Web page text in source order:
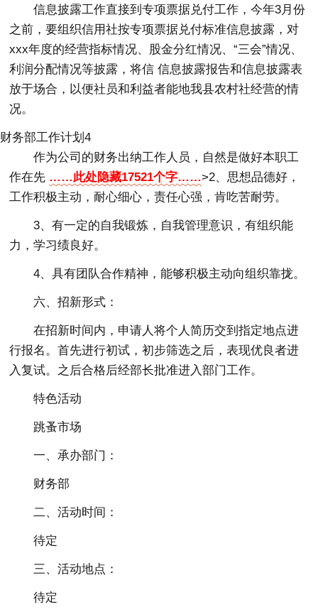
信息披露工作直接到专项票据兑付工作，今年3月份
之前，要组织信用社按专项票据兑付标准信息披露，对
xxx年度的经营指标情况、股金分红情况、“三会”情况、
利润分配情况等披露，将信 信息披露报告和信息披露表
放于场合，以便社员和利益者能地我县农村社经营的情
况。
财务部工作计划4
作为公司的财务出纳工作人员，自然是做好本职工
作在先 ……此处隐藏17521个字……>2、思想品德好，
工作积极主动，耐心细心，责任心强，肯吃苦耐劳。
3、有一定的自我锻炼，自我管理意识，有组织能
力，学习绩良好。
4、具有团队合作精神，能够积极主动向组织靠拢。
六、招新形式：
在招新时间内，申请人将个人简历交到指定地点进
行报名。首先进行初试，初步筛选之后，表现优良者进
入复试。之后合格后经部长批准进入部门工作。
特色活动
跳蚤市场
一、承办部门：
财务部
二、活动时间：
待定
三、活动地点：
待定